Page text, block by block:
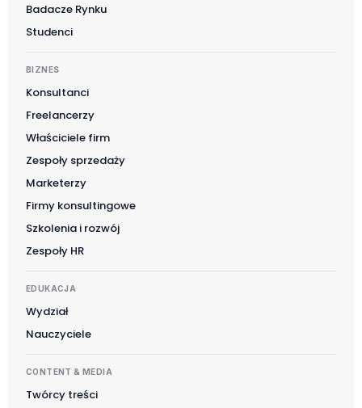
Badacze Rynku
Studenci
BIZNES
Konsultanci
Freelancerzy
Właściciele firm
Zespoły sprzedaży
Marketerzy
Firmy konsultingowe
Szkolenia i rozwój
Zespoły HR
EDUKACJA
Wydział
Nauczyciele
CONTENT & MEDIA
Twórcy treści